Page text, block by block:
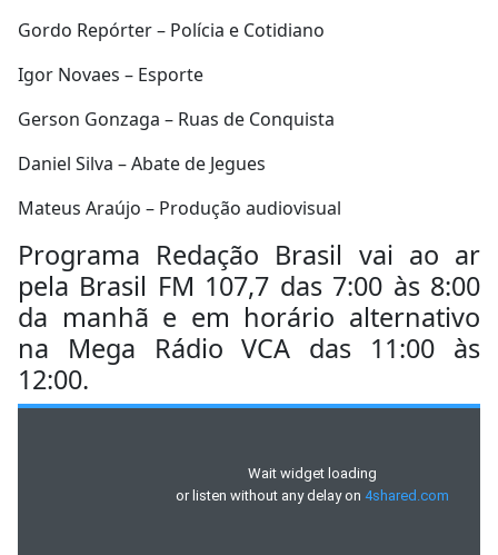
Gordo Repórter – Polícia e Cotidiano
Igor Novaes – Esporte
Gerson Gonzaga – Ruas de Conquista
Daniel Silva – Abate de Jegues
Mateus Araújo – Produção audiovisual
Programa Redação Brasil vai ao ar
pela Brasil FM 107,7 das 7:00 às 8:00
da manhã e em horário alternativo
na Mega Rádio VCA das 11:00 às
12:00.